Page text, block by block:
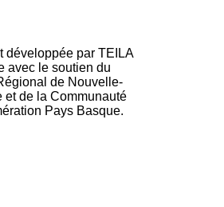
développée par TEILA
avec le soutien du
de Nouvelle-
et de la Communauté
Pays Basque.